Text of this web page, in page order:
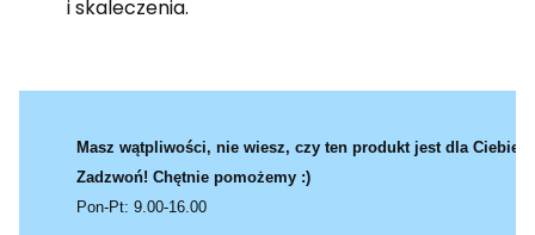
i skaleczenia.
Masz wątpliwości, nie wiesz, czy ten produkt jest dla Ciebie?
Zadzwoń! Chętnie pomożemy :)
Pon-Pt: 9.00-16.00